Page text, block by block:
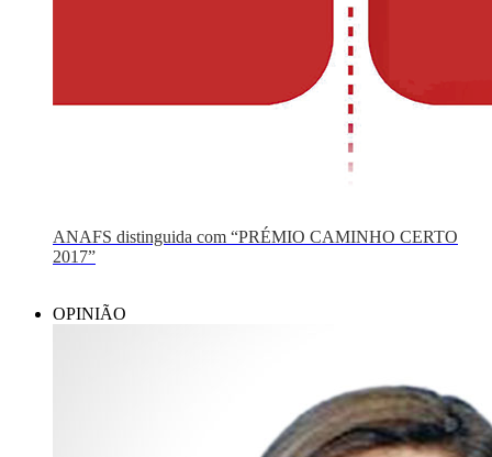
ANAFS distinguida com “PRÉMIO CAMINHO CERTO
2017”
OPINIÃO